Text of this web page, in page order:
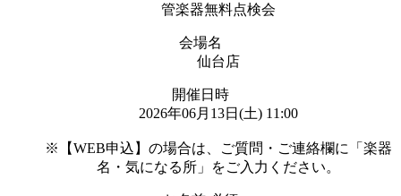
管楽器無料点検会
会場名
仙台店
開催日時
2026年06月13日(土) 11:00
※【WEB申込】の場合は、ご質問・ご連絡欄に「楽器
名・気になる所」をご入力ください。